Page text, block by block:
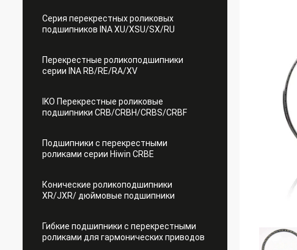
Серия перекрестных роликовых
подшипников INA XU/XSU/SX/RU
Перекрестные роликоподшипники
серии INA RB/RE/RA/XV
IKO Перекрестные роликовые
подшипники CRB/CRBH/CRBS/CRBF
Подшипники с перекрестными
роликами серии Hiwin CRBE
Конические роликоподшипники
XR/JXR/ дюймовые подшипники
Гибкие подшипники с перекрестными
роликами для гармонических приводов